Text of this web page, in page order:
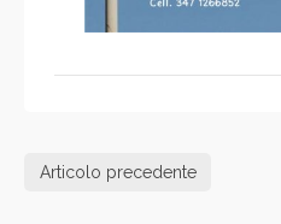
Articolo precedente